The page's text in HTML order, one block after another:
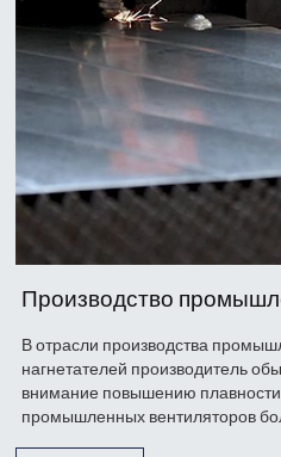
Производство
В отрасли производства
нагнетателей производитель
внимание повышению
промышленных вентиляторов